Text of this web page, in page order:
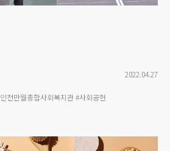
2022.04.27
천만월종합사회복지관#사회공헌